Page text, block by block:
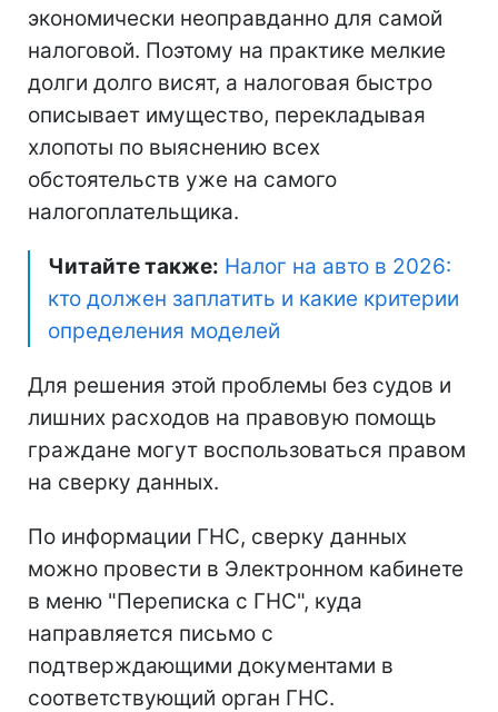
экономически неоправданно для самой
налоговой. Поэтому на практике мелкие
долги долго висят, а налоговая быстро
описывает имущество, перекладывая
хлопоты по выяснению всех
обстоятельств уже на самого
налогоплательщика.
Читайте также: Налог на авто в 2026:
кто должен заплатить и какие критерии
определения моделей
Для решения этой проблемы без судов и
лишних расходов на правовую помощь
граждане могут воспользоваться правом
на сверку данных.
По информации ГНС, сверку данных
можно провести в Электронном кабинете
в меню "Переписка с ГНС", куда
направляется письмо с
подтверждающими документами в
соответствующий орган ГНС.